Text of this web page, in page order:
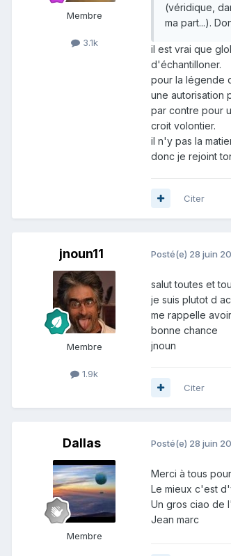
Membre
3.1k
(véridique,
ma part...).
il est vrai que
d'échantilloner.
pour la légende
une autorisation
par contre pour
croit volontier.
il n'y pas la
donc je rejoint
Citer
jnoun11
Membre
1.9k
Posté(e) 28 juin
salut toutes et
je suis plutot d
me rappelle
bonne chance
jnoun
Citer
Dallas
Membre
Posté(e) 28 juin
Merci à tous
Le mieux c'est
Un gros ciao de
Jean marc